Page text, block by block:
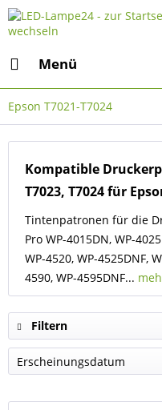
Menü
Epson T7021-T7024
Kompatible
T7023, T7024 für
Tintenpatronen für die
Pro WP-4015DN, WP-
WP-4520, WP-4525DNF,
4590, WP-4595DNF...
Filtern